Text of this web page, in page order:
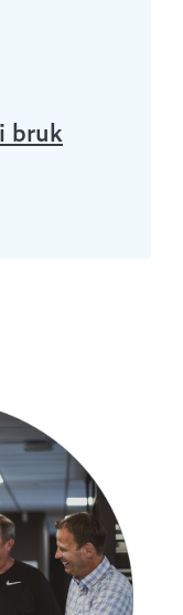
bruk